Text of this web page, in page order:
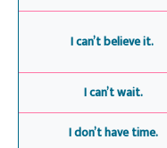
I can’t believe it.
I can’t wait.
I don’t have time.